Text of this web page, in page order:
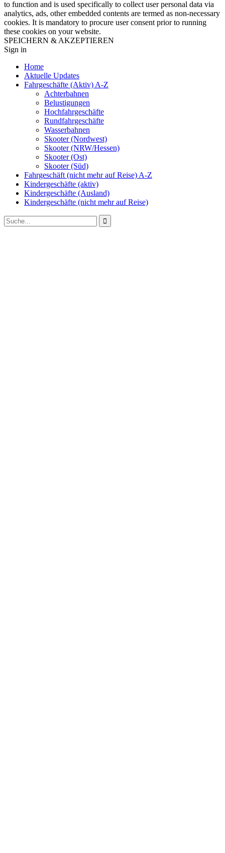
to function and is used specifically to collect user personal data via
analytics, ads, other embedded contents are termed as non-necessary
cookies. It is mandatory to procure user consent prior to running
these cookies on your website.
SPEICHERN & AKZEPTIEREN
Sign in
Home
Aktuelle Updates
Fahrgeschäfte (Aktiv) A-Z
Achterbahnen
Belustigungen
Hochfahrgeschäfte
Rundfahrgeschäfte
Wasserbahnen
Skooter (Nordwest)
Skooter (NRW/Hessen)
Skooter (Ost)
Skooter (Süd)
Fahrgeschäft (nicht mehr auf Reise) A-Z
Kindergeschäfte (aktiv)
Kindergeschäfte (Ausland)
Kindergeschäfte (nicht mehr auf Reise)